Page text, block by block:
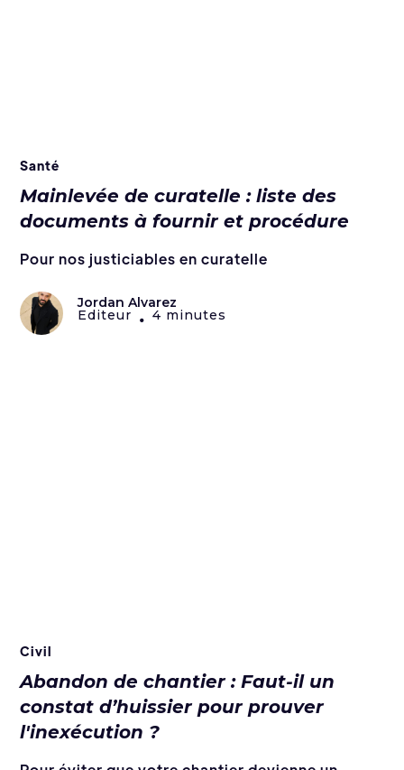
Santé
Mainlevée de curatelle : liste des
documents à fournir et procédure
Pour nos justiciables en curatelle
Jordan Alvarez
Editeur • 4 minutes
Civil
Abandon de chantier : Faut-il un
constat d’huissier pour prouver
l'inexécution ?